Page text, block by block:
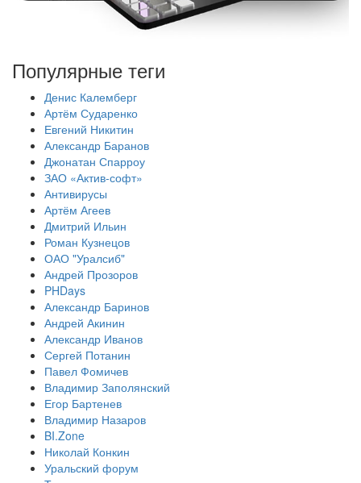
Популярные теги
Денис Калемберг
Артём Сударенко
Евгений Никитин
Александр Баранов
Джонатан Спарроу
ЗАО «Актив-софт»
Антивирусы
Артём Агеев
Дмитрий Ильин
Роман Кузнецов
ОАО "Уралсиб"
Андрей Прозоров
PHDays
Александр Баринов
Андрей Акинин
Александр Иванов
Сергей Потанин
Павел Фомичев
Владимир Заполянский
Егор Бартенев
Владимир Назаров
BI.Zone
Николай Конкин
Уральский форум